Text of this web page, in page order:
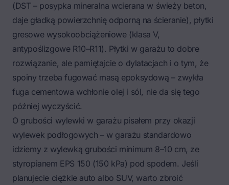
(DST – posypka mineralna wcierana w świeży beton,
daje gładką powierzchnię odporną na ścieranie), płytki
gresowe wysokoobciążeniowe (klasa V,
antypoślizgowe R10–R11). Płytki w garażu to dobre
rozwiązanie, ale pamiętajcie o dylatacjach i o tym, że
spoiny trzeba fugować masą epoksydową – zwykła
fuga cementowa wchłonie olej i sól, nie da się tego
później wyczyścić.
O grubości wylewki w garażu pisałem przy okazji
wylewek podłogowych – w garażu standardowo
idziemy z wylewką grubości minimum 8–10 cm, ze
styropianem EPS 150 (150 kPa) pod spodem. Jeśli
planujecie ciężkie auto albo SUV, warto zbroić